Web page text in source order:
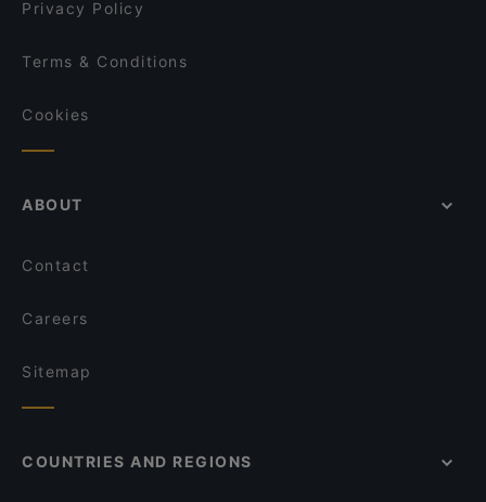
Privacy Policy
Terms & Conditions
Cookies
ABOUT
Contact
Careers
Sitemap
COUNTRIES AND REGIONS